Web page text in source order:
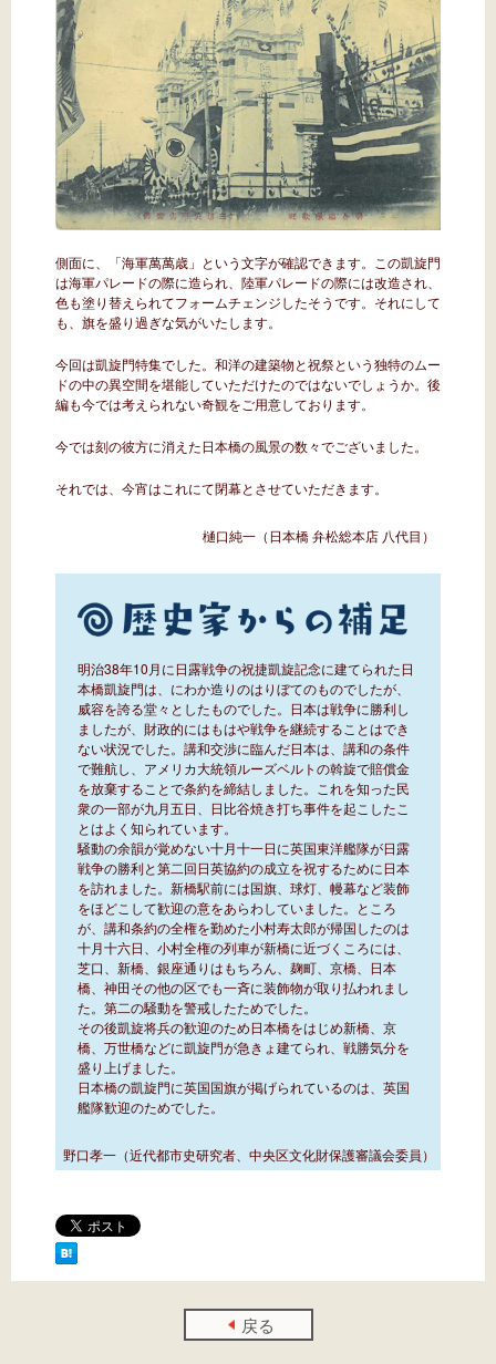
側面に、「海軍萬萬歳」という文字が確認できます。この凱旋門
は海軍パレードの際に造られ、陸軍パレードの際には改造され、
色も塗り替えられてフォームチェンジしたそうです。それにして
も、旗を盛り過ぎな気がいたします。
今回は凱旋門特集でした。和洋の建築物と祝祭という独特のムー
ドの中の異空間を堪能していただけたのではないでしょうか。後
編も今では考えられない奇観をご用意しております。
今では刻の彼方に消えた日本橋の風景の数々でございました。
それでは、今宵はこれにて閉幕とさせていただきます。
樋口純一（日本橋 弁松総本店 八代目）
明治38年10月に日露戦争の祝捷凱旋記念に建てられた日
本橋凱旋門は、にわか造りのはりぼてのものでしたが、
威容を誇る堂々としたものでした。日本は戦争に勝利し
ましたが、財政的にはもはや戦争を継続することはでき
ない状況でした。講和交渉に臨んだ日本は、講和の条件
で難航し、アメリカ大統領ルーズベルトの斡旋で賠償金
を放棄することで条約を締結しました。これを知った民
衆の一部が九月五日、日比谷焼き打ち事件を起こしたこ
とはよく知られています。
騒動の余韻が覚めない十月十一日に英国東洋艦隊が日露
戦争の勝利と第二回日英協約の成立を祝するために日本
を訪れました。新橋駅前には国旗、球灯、幔幕など装飾
をほどこして歓迎の意をあらわしていました。ところ
が、講和条約の全権を勤めた小村寿太郎が帰国したのは
十月十六日、小村全権の列車が新橋に近づくころには、
芝口、新橋、銀座通りはもちろん、麹町、京橋、日本
橋、神田その他の区でも一斉に装飾物が取り払われまし
た。第二の騒動を警戒したためでした。
その後凱旋将兵の歓迎のため日本橋をはじめ新橋、京
橋、万世橋などに凱旋門が急きょ建てられ、戦勝気分を
盛り上げました。
日本橋の凱旋門に英国国旗が掲げられているのは、英国
艦隊歓迎のためでした。
野口孝一（近代都市史研究者、中央区文化財保護審議会委員）
戻る